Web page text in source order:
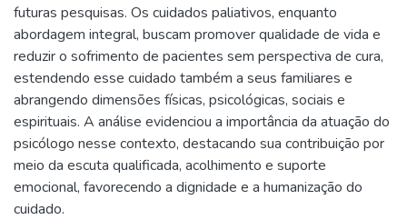
futuras pesquisas. Os cuidados paliativos, enquanto
abordagem integral, buscam promover qualidade de vida e
reduzir o sofrimento de pacientes sem perspectiva de cura,
estendendo esse cuidado também a seus familiares e
abrangendo dimensões físicas, psicológicas, sociais e
espirituais. A análise evidenciou a importância da atuação do
psicólogo nesse contexto, destacando sua contribuição por
meio da escuta qualificada, acolhimento e suporte
emocional, favorecendo a dignidade e a humanização do
cuidado.